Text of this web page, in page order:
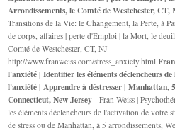
Arrondissements, le Comté de Westchester, CT,
Transitions de la Vie: le Changement, la Perte, à
de corps, affaires | perte d'Emploi | la Mort, le
Comté de Westchester, CT, NJ
http://www.franweiss.com/stress_anxiety.html
l'anxiété | Identifier les éléments déclencheurs
l'anxiété | Apprendre à déstresser | Manhattan,
Connecticut, New Jersey - Fran Weiss |
les éléments déclencheurs de l'activation de votre
de stress ou de Manhattan, à 5 arrondissements,